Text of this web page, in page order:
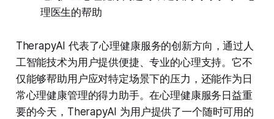
理医生的帮助
TherapyAI 代表了心理健康服务的创新方向，通过人
工智能技术为用户提供便捷、专业的心理支持。它不
仅能够帮助用户应对特定场景下的压力，还能作为日
常心理健康管理的得力助手。在心理健康服务日益重
要的今天，TherapyAI 为用户提供了一个随时可用的